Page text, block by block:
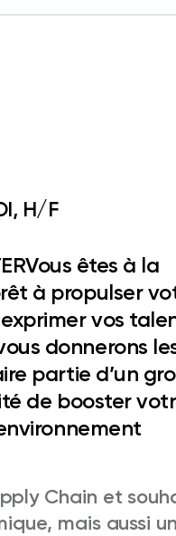
H/F
Vous êtes à la
à propulser
vos
donnerons
partie d’un
de booster
Chain et
mais aussi